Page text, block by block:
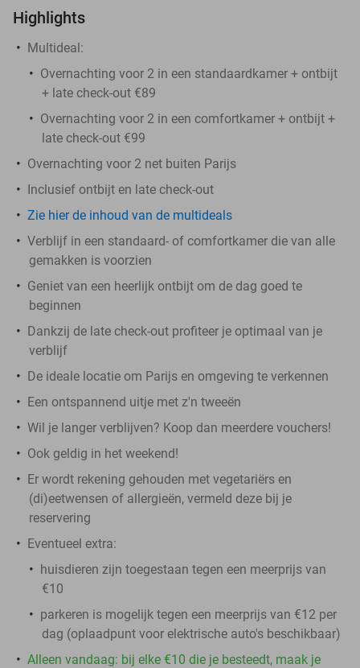
Highlights
Multideal:
Overnachting voor 2 in een standaardkamer + ontbijt
+ late check-out €89
Overnachting voor 2 in een comfortkamer + ontbijt +
late check-out €99
Overnachting voor 2 net buiten Parijs
Inclusief ontbijt en late check-out
Zie hier de inhoud van de multideals
Verblijf in een standaard- of comfortkamer die van alle
gemakken is voorzien
Geniet van een heerlijk ontbijt om de dag goed te
beginnen
Dankzij de late check-out profiteer je optimaal van je
verblijf
De ideale locatie om Parijs en omgeving te verkennen
Een ontspannend uitje met z'n tweeën
Wil je langer verblijven? Koop dan meerdere vouchers!
Ook geldig in het weekend!
Er wordt rekening gehouden met vegetariërs en
(di)eetwensen of allergieën, vermeld deze bij je
reservering
Eventueel extra:
huisdieren zijn toegestaan tegen een meerprijs van
€10
parkeren is mogelijk tegen een meerprijs van €12 per
dag (oplaadpunt voor elektrische auto's beschikbaar)
Alleen vandaag: bij elke €10 die je besteedt, maak je